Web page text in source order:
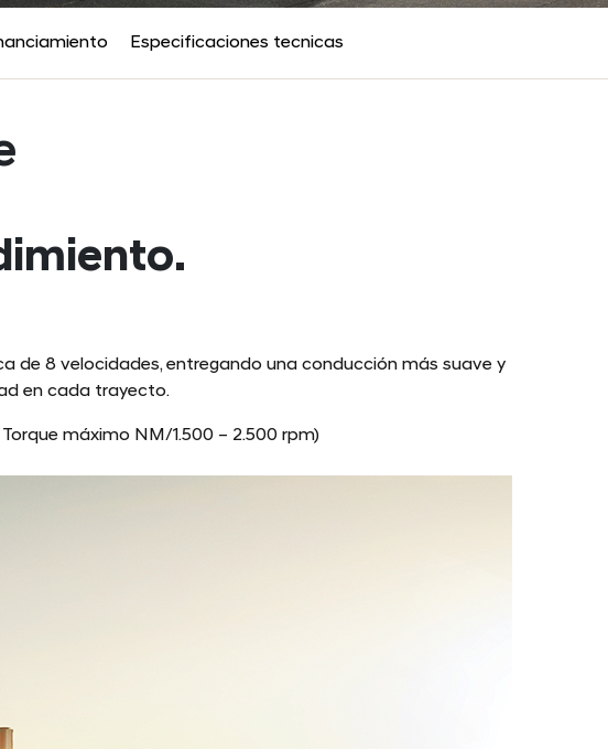
Especificaciones tecnicas
de 8 velocidades, entregando una conducción más suave y
en cada trayecto.
máximo NM/1.500 – 2.500 rpm)